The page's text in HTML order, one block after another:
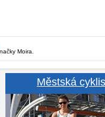
Moira.
Městská